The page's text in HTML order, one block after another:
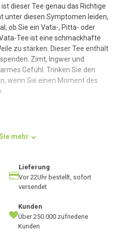
dieser Tee genau das Richtige
unter diesen Symptomen leiden,
ob Sie ein Vata-, Pitta- oder
Tee ist eine schmackhafte
zu stärken. Dieser Tee enthält
Zimt, Ingwer und
Gefühl. Trinken Sie den
wenn Sie einen Moment des
dem Tee einen warmen, süßen
frische, würzige Note. Die
süßen Nachgeschmack.
und ein angenehmes Aroma. Er
erfrischender Tee, den man
um sich für einen
mehr
Lieferung
Vor 22Uhr bestellt, sofort
versendet
Kunden
Über 250.000 zufriedene
Kunden